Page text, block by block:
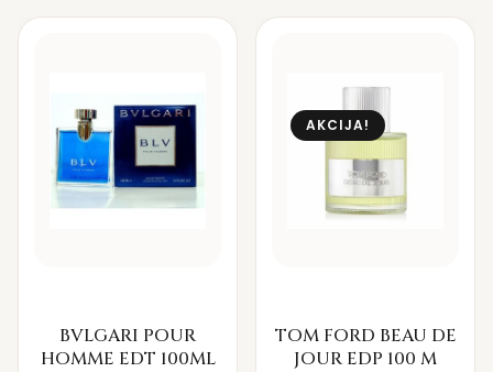
BVLGARI POUR
HOMME EDT 100ML
AKCIJA!
TOM FORD BEAU DE
JOUR EDP 100 M